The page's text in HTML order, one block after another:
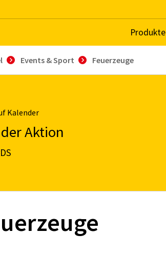
Pro­duk­te
Events & Sport Feuerzeuge
Kalender
Aktion